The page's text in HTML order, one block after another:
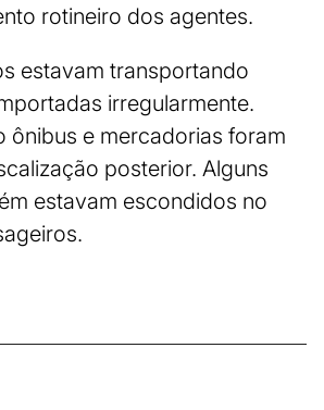
rotineiro dos agentes.
estavam transportando
irregularmente.
ônibus e mercadorias foram
posterior. Alguns
estavam escondidos no